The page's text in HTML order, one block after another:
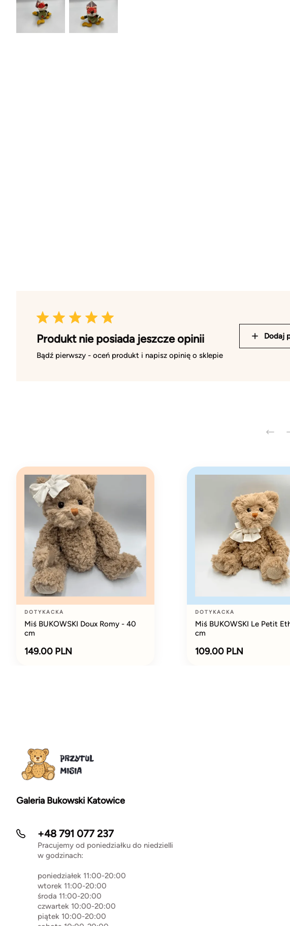
Produkt nie posiada jeszcze opinii
Bądź pierwszy - oceń produkt i napisz opinię o sklepie
Dodaj
DOTYKACKA
Miś BUKOWSKI Doux Romy - 40
cm
149.00 PLN
DOTYKACKA
Miś BUKOWSKI Le Petit
cm
109.00 PLN
Galeria Bukowski Katowice
+48 791 077 237
Pracujemy od poniedziałku do niedzielli
w godzinach:
poniedziałek 11:00-20:00
wtorek 11:00-20:00
środa 11:00-20:00
czwartek 10:00-20:00
piątek 10:00-20:00